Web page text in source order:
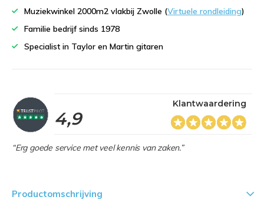
Muziekwinkel 2000m2 vlakbij Zwolle (Virtuele rondleiding)
Familie bedrijf sinds 1978
Specialist in Taylor en Martin gitaren
4,9
Klantwaardering
“Erg goede service met veel kennis van zaken.”
Productomschrijving